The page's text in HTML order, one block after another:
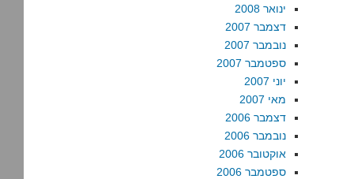
ינואר 2008
דצמבר 2007
נובמבר 2007
ספטמבר 2007
יוני 2007
מאי 2007
דצמבר 2006
נובמבר 2006
אוקטובר 2006
ספטמבר 2006